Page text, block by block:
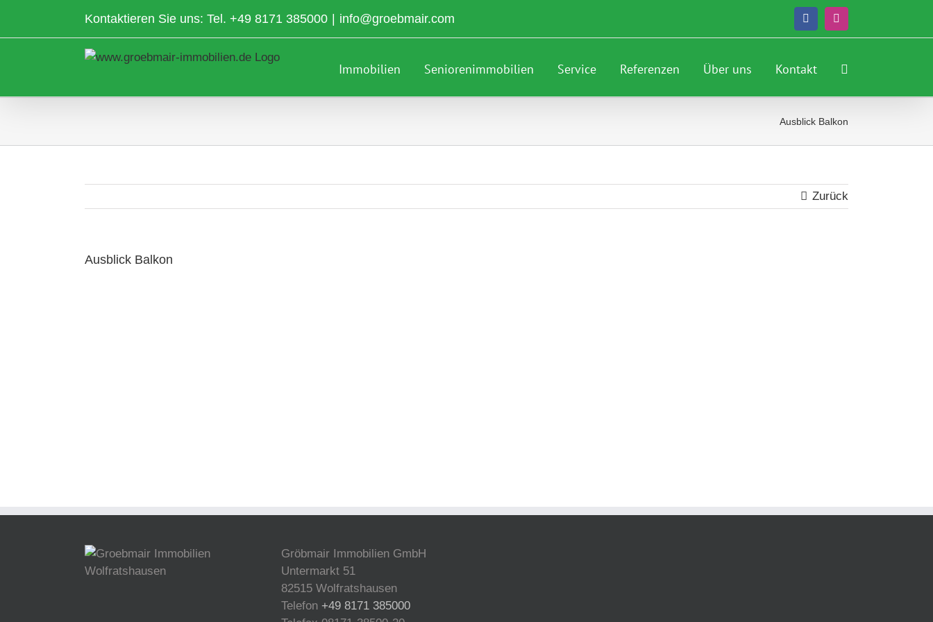
springen
Kontaktieren Sie uns: Tel. +49 8171 385000 info@groebmair.com FacebookInstagram
Immobilien Seniorenimmobilien Service Referenzen Über uns Kontakt
Ausblick Balkon
Zurück
Ausblick Balkon
Gröbmair Immobilien GmbH
Untermarkt 51
82515 Wolfratshausen
Telefon +49 8171 385000